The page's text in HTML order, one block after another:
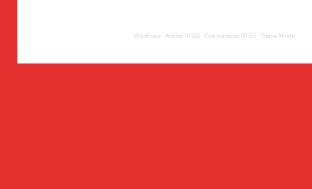
WordPress Articles (RSS) Commentaires (RSS) Thème Mimbo